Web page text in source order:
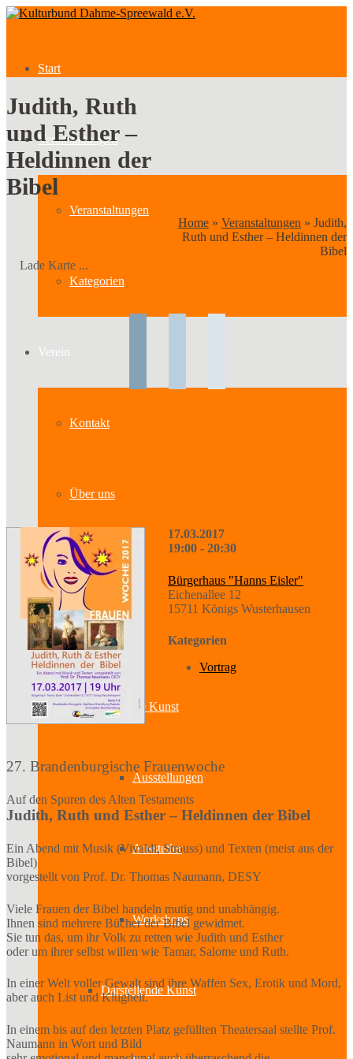
Start
Veranstaltungen
Veranstaltungen
Kategorien
Verein
Kontakt
Über uns
Geschichte
Sparten
Bildende Kunst
Ausstellungen
Aussteller
Workshops
Darstellende Kunst
Judith, Ruth
und Esther –
Heldinnen der
Bibel
Home » Veranstaltungen » Judith,
Ruth und Esther – Heldinnen der
Bibel
Lade Karte ...
17.03.2017
19:00 - 20:30
Bürgerhaus "Hanns Eisler"
Eichenallee 12
15711 Königs Wusterhausen
Kategorien
Vortrag
27. Brandenburgische Frauenwoche
Auf den Spuren des Alten Testaments
Judith, Ruth und Esther – Heldinnen der Bibel
Ein Abend mit Musik (Vivaldi, Strauss) und Texten (meist aus der
Bibel)
vorgestellt von Prof. Dr. Thomas Naumann, DESY
Viele Frauen der Bibel handeln mutig und unabhängig.
Ihnen sind mehrere Bücher der Bibel gewidmet.
Sie tun das, um ihr Volk zu retten wie Judith und Esther
oder um ihrer selbst willen wie Tamar, Salome und Ruth.
In einer Welt voller Gewalt sind ihre Waffen Sex, Erotik und Mord,
aber auch List und Klugheit.
In einem bis auf den letzten Platz gefüllten Theatersaal stellte Prof.
Naumann in Wort und Bild